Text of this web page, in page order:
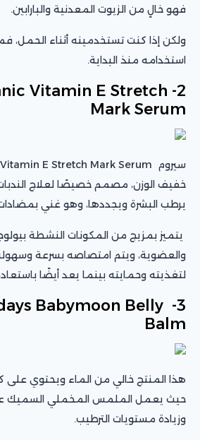
فهو خالٍ من الزيوت المعدنية والبارابين.
ولكن إذا كنت تستخدمينه أثناء الحمل،
استخدامه منذ البداية.
Vitamin E Stretch
Mark Serum
خفيف الوزن، مصمم خصيصًا لعلاج
يرطب البشرة ويجددها، وهو غني بمضادات
يتميز بمزيج من المكونات النشطة
والعضوية، ويتم امتصاصه بسرعة
لتغذيته وحمايته بينما يعد أيضًا
Babymoon Belly
Balm
هذا المنتج خالي من الماء ويحتوي على
حيث يعمل الملمس المخملي السميك
وزيادة مستويات الترطيب.